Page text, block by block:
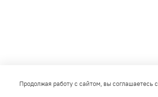
Продолжая работу с сайтом, вы соглашаетесь с